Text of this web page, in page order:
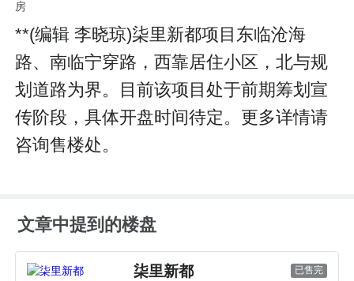
**(编辑 李晓琼)柒里新都项目东临沧海
路、南临宁穿路，西靠居住小区，北与规
划道路为界。目前该项目处于前期筹划宣
传阶段，具体开盘时间待定。更多详情请
咨询售楼处。
文章中提到的楼盘
柒里新都 已售完